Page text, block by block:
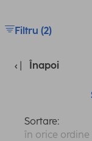
Filtru (2)
Înapoi
Sortare:
în orice